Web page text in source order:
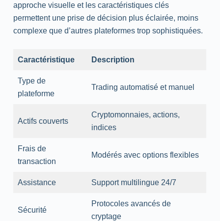
approche visuelle et les caractéristiques clés
permettent une prise de décision plus éclairée, moins
complexe que d’autres plateformes trop sophistiquées.
Caractéristique Description
Type de
plateforme
Trading automatisé et manuel
Actifs couverts
Cryptomonnaies, actions,
indices
Frais de
transaction
Modérés avec options flexibles
Assistance Support multilingue 24/7
Sécurité
Protocoles avancés de
cryptage